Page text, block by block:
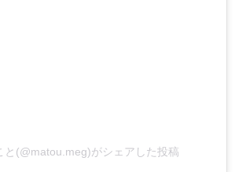
と(@matou.meg)がシェアした投稿